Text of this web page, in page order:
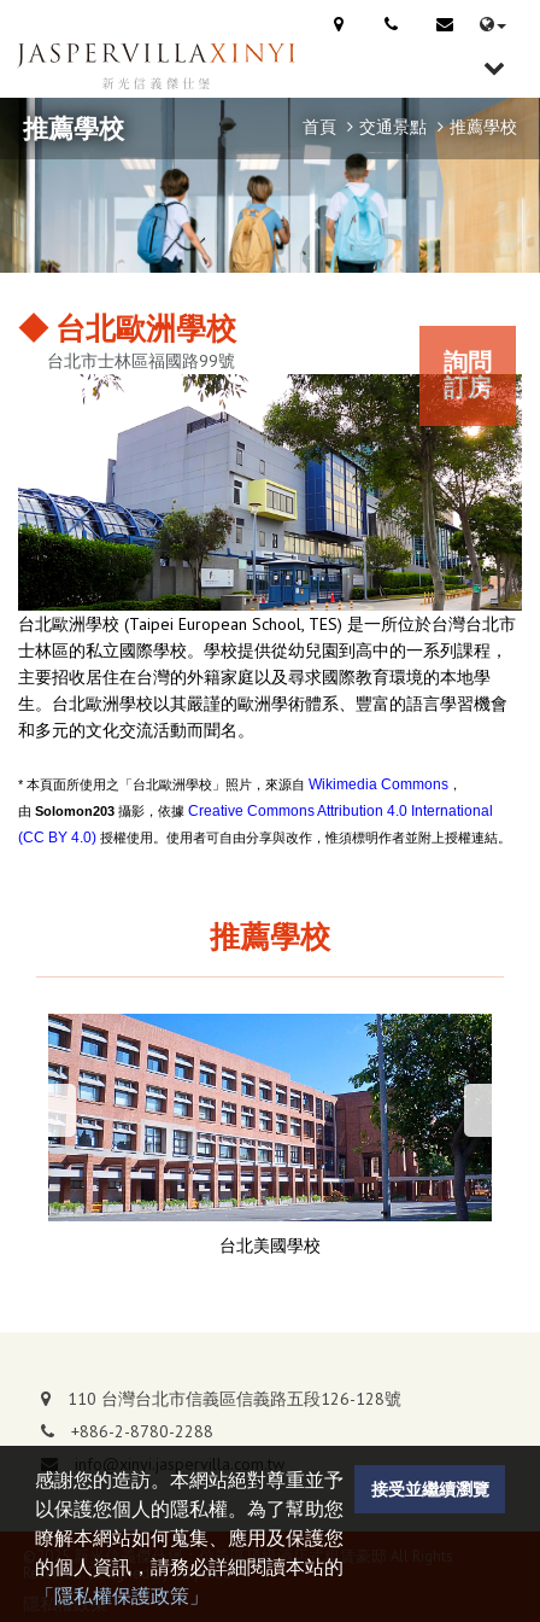
感謝您的造訪。本網站絕對尊重並予
以保護您個人的隱私權。為了幫助您
瞭解本網站如何蒐集、應用及保護您
的個人資訊，請務必詳細閱讀本站的
「隱私權保護政策」
接受並繼續瀏覽
首頁 交通景點 推薦學校
推薦學校
◆ 台北歐洲學校
台北市士林區福國路99號
台北歐洲學校 (Taipei European School, TES) 是一所位於台灣台北市
士林區的私立國際學校。學校提供從幼兒園到高中的一系列課程，
主要招收居住在台灣的外籍家庭以及尋求國際教育環境的本地學
生。台北歐洲學校以其嚴謹的歐洲學術體系、豐富的語言學習機會
和多元的文化交流活動而聞名。
* 本頁面所使用之「台北歐洲學校」照片，來源自 Wikimedia Commons ，
由 Solomon203 攝影，依據 Creative Commons Attribution 4.0 International
(CC BY 4.0) 授權使用。使用者可自由分享與改作，惟須標明作者並附上授權連結。
推薦學校
台北美國學校
110 台灣台北市信義區信義路五段126-128號
+886-2-8780-2288
info@xinyi.jaspervilla.com.tw
©2025 新光信義傑仕堡：信義區頂級酒店式租賃豪邸 All Rights
Reserved. Designed by Taipeiads.
隱私權政策
詢問
訂房